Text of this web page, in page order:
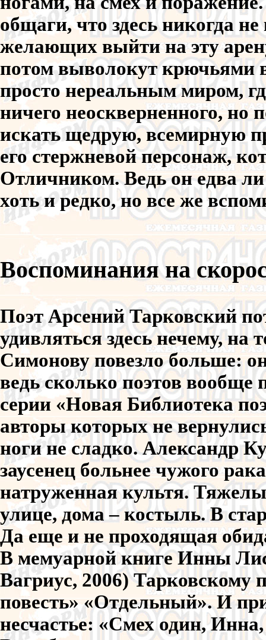
общаги, что здесь никогда
желающих выйти на эту
потом выволокут
просто нереальным миром,
ничего неоскверненного, но
искать щедрую, всемирную
его стержневой персонаж,
Отличником. Ведь он едва
хоть и редко, но все же
Воспоминания на
Поэт Арсений Тарковский
удивляться здесь нечему,
Симонову повезло больше:
ведь сколько поэтов вообще
серии «Новая Библиотека
авторы которых не
ноги не сладко. Александр
заусенец больнее чужого
натруженная культя.
улице, дома – костыль. В
Да еще и не проходящая
В мемуарной книге Инны
Вагриус, 2006) Тарковскому
повесть» «Отдельный». И
несчастье: «Смех один,